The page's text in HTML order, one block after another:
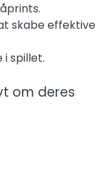
skabe effektive
spillet.
om deres